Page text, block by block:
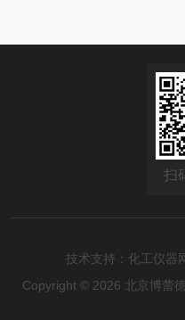
扫
技术支持： 化工仪器
Copyright © 2026 北京博蕾